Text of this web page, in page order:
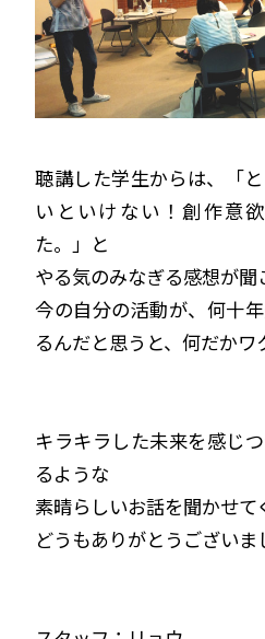
聴講した学生からは、「
いといけない！創作意
た。」と
やる気のみなぎる感想が聞
今の自分の活動が、何十
るんだと思うと、何だかワ
キラキラした未来を感じ
るような
素晴らしいお話を聞かせて
どうもありがとうございま